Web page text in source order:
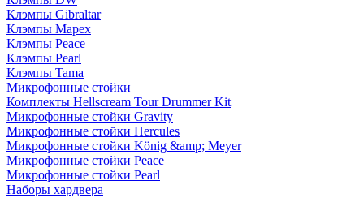
Клэмпы Gibraltar
Клэмпы Mapex
Клэмпы Peace
Клэмпы Pearl
Клэмпы Tama
Микрофонные стойки
Комплекты Hellscream Tour Drummer Kit
Микрофонные стойки Gravity
Микрофонные стойки Hercules
Микрофонные стойки König &amp; Meyer
Микрофонные стойки Peace
Микрофонные стойки Pearl
Наборы хардвера